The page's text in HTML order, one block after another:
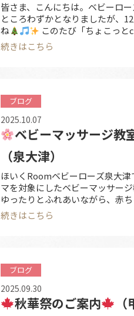
皆さま、こんにちは。ベビーロ
ところわずかとなりましたが、
ね
このたび「ちょこっと
催）」にて、１２月は保育士によ
します。どうぞお気軽にお立ち寄
続きはこちら
ブログ
2025.10.07
ベビーマッサージ教
（泉大津）
ほいくRoomベビーローズ泉大
マを対象にしたベビーマッサー
ゆったりとふれあいながら、赤
一緒に過ごしませんか？参加は無
めにお申し込みください♪ 【日時
続きはこちら
ブログ
2025.09.30
秋華祭のご案内